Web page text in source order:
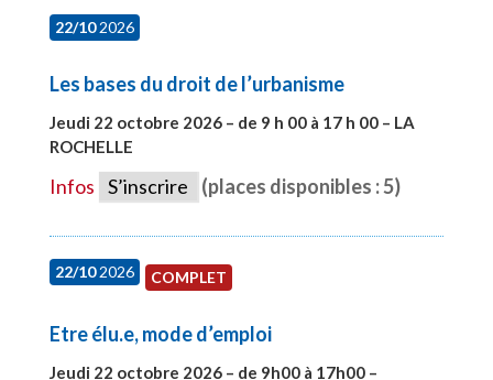
22/102026
Les bases du droit de l’urbanisme
Jeudi 22 octobre 2026 – de 9 h 00 à 17 h 00 – LA
ROCHELLE
Infos S’inscrire (places disponibles : 5)
22/102026 COMPLET
Etre élu.e, mode d’emploi
Jeudi 22 octobre 2026 – de 9h00 à 17h00 –